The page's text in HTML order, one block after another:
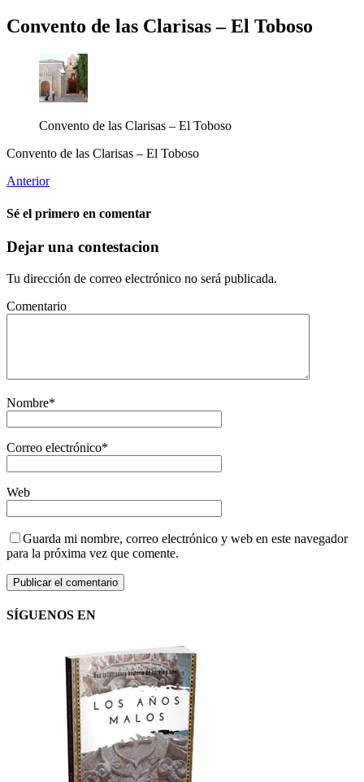
Convento de las Clarisas – El Toboso
Convento de las Clarisas – El Toboso
Convento de las Clarisas – El Toboso
Anterior
Sé el primero en comentar
Dejar una contestacion
Tu dirección de correo electrónico no será publicada.
Comentario
Nombre*
Correo electrónico*
Web
Guarda mi nombre, correo electrónico y web en este navegador
para la próxima vez que comente.
SÍGUENOS EN